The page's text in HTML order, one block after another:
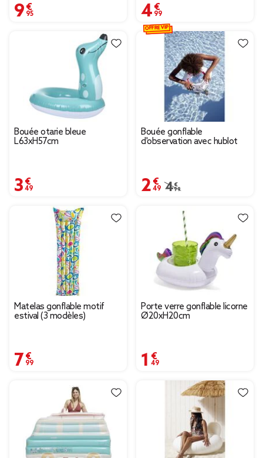
9,95 € 4,99 €
Bouée otarie bleue
L63xH57cm
3,49 €
Bouée gonflable
d'observation avec hublot
2,49 €
Prix remisé de 4,99 €
4,99 €
OFFRE VIP
Matelas gonflable motif
estival (3 modèles)
7,99 €
Porte verre gonflable licorne
Ø20xH20cm
1,49 €